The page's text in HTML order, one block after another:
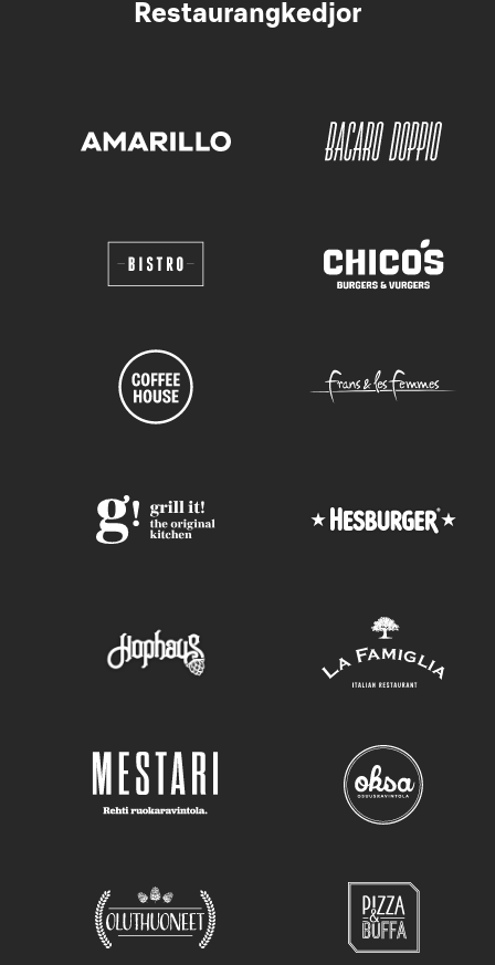
Restaurangkedjor